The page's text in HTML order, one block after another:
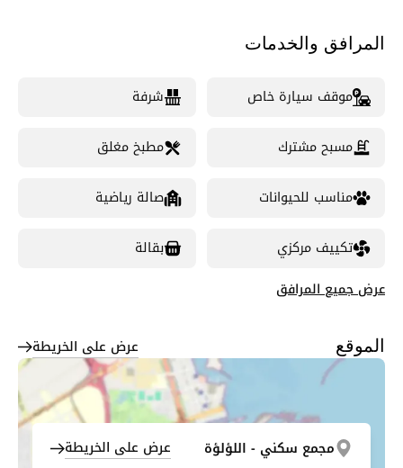
المرافق والخدمات
موقف سيارة خاص شرفة
مسبح مشترك مطبخ مغلق
مناسب للحيوانات صالة رياضية
تكييف مركزي
بقالة
عرض جميع المرافق
الموقع عرض على الخريطة
مجمع سكني - اللؤلؤة عرض على الخريطة